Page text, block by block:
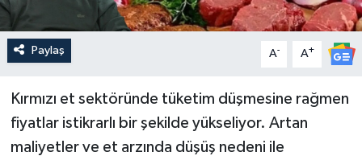
Paylaş A- A+
Kırmızı et sektöründe tüketim düşmesine rağmen
fiyatlar istikrarlı bir şekilde yükseliyor. Artan
maliyetler ve et arzında düşüş nedeni ile